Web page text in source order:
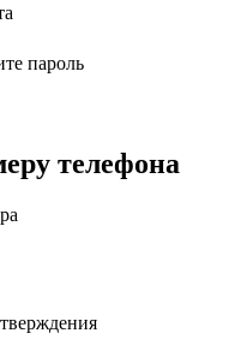
пароль
телефона